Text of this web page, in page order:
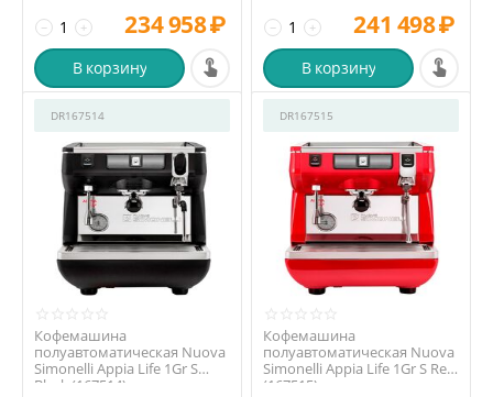
+
− 234 958₽
В корзину
+
− 241 498₽
В корзину
DR167514
Кофемашина
полуавтоматическая Nuova
Simonelli Appia Life 1Gr S
Black (167514)
DR167515
Кофемашина
полуавтоматическая Nuova
Simonelli Appia Life 1Gr S Red
(167515)